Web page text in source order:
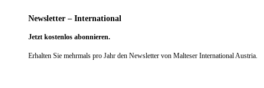
Newsletter – International
Jetzt kostenlos abonnieren.
Erhalten Sie mehrmals pro Jahr den Newsletter von Malteser International Austria.